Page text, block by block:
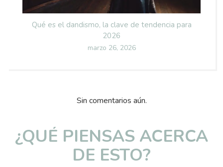
Qué es el dandismo, la clave de tendencia para
2026
Posted
marzo 26, 2026
Sin comentarios aún.
¿QUÉ PIENSAS ACERCA
DE ESTO?